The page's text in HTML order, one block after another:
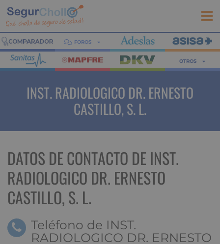
FOROS
OTROS
INST. RADIOLOGICO DR. ERNESTO
CASTILLO, S. L.
DATOS DE CONTACTO DE INST.
RADIOLOGICO DR. ERNESTO
CASTILLO, S. L.
Teléfono de INST.
RADIOLOGICO DR. ERNESTO